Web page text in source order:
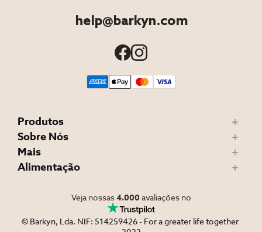
help@barkyn.com
Produtos
Sobre Nós
Mais
Alimentação
Veja nossas 4.000 avaliações no
© Barkyn, Lda. NIF: 514259426 - For a greater life together